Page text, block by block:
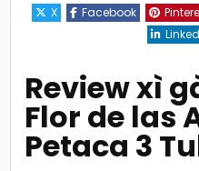
X
Facebook
Review xì
Flor de las
Petaca 3